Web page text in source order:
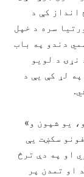
انداز کې د
سره د خپل
دندو په باب
نړۍ د لویو
لړ کې یې د
یو شپون و»
سکښت یې
او په دې ترڅ
او تمدن پر